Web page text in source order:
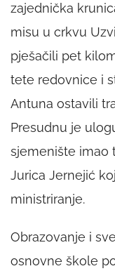
zajednička
misu u crkvu
pješačili pet
tete redovnice i
Antuna ostavili
Presudnu je
sjemenište imao
Jurica Jernejić
ministriranje.
Obrazovanje i
osnovne škole